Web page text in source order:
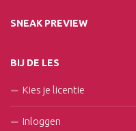
SNEAK PREVIEW
BIJ DE LES
Kies je licentie
Inloggen